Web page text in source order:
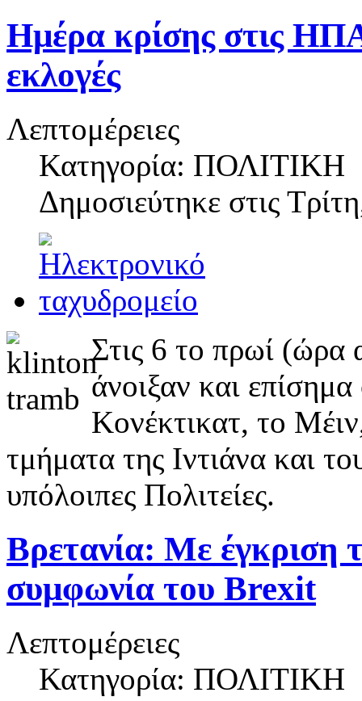
Ημέρα κρίσης στις
εκλογές
Λεπτομέρειες
Κατηγορία: ΠΟΛΙΤΙΚΗ
Δημοσιεύτηκε στις
Στις 6 το πρωί (ώρα
άνοιξαν και
Κονέκτικατ, το
τμήματα της Ιντιάνα και
υπόλοιπες Πολιτείες.
Βρετανία: Mε έγκριση
συμφωνία του Brexit
Λεπτομέρειες
Κατηγορία: ΠΟΛΙΤΙΚΗ